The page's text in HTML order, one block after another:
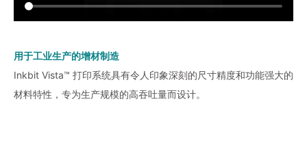
用于工业生产的增材制造
Inkbit Vista™ 打印系统具有令人印象深刻的尺寸精度和功能强大的
材料特性，专为生产规模的高吞吐量而设计。